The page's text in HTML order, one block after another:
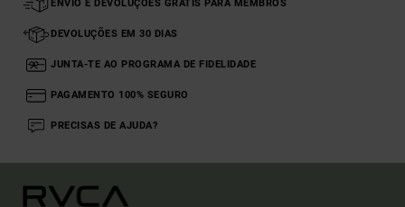
ENVIO E DEVOLUÇÕES GRÁTIS PARA MEMBROS
DEVOLUÇÕES EM 30 DIAS
JUNTA-TE AO PROGRAMA DE FIDELIDADE
PAGAMENTO 100% SEGURO
PRECISAS DE AJUDA?